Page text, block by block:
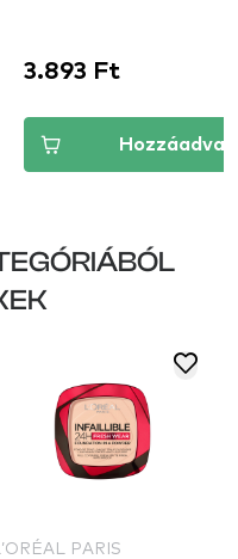
3.893 Ft
Hozzáadva
PARIS